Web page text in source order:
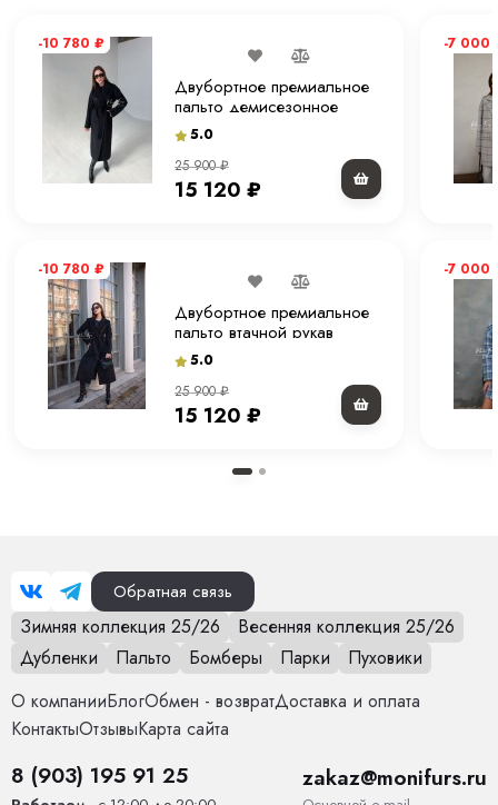
-10 780 ₽
Двубортное премиальное
пальто демисезонное
"чёрное" 115 см.
5.0
25 900₽
15 120 ₽
-10 780 ₽
Двубортное премиальное
пальто втачной рукав
"черное" 120 см.
5.0
25 900₽
15 120 ₽
-7 000
-7 000
Обратная связь
Зимняя коллекция 25/26
Весенняя коллекция 25/26
Дубленки
Пальто Бомберы Парки
Пуховики
О компанииБлогОбмен - возвратДоставка и оплата
КонтактыОтзывыКарта сайта
8 (903) 195 91 25 zakaz@monifurs.ru